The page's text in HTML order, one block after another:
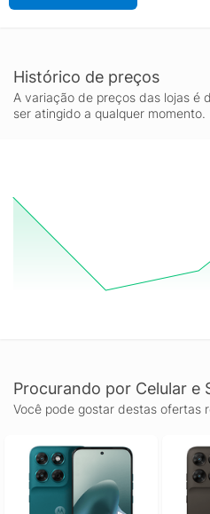
Histórico de preços
A variação de preços das lojas é
ser atingido a qualquer momento.
Procurando por Celular e
Você pode gostar destas ofertas